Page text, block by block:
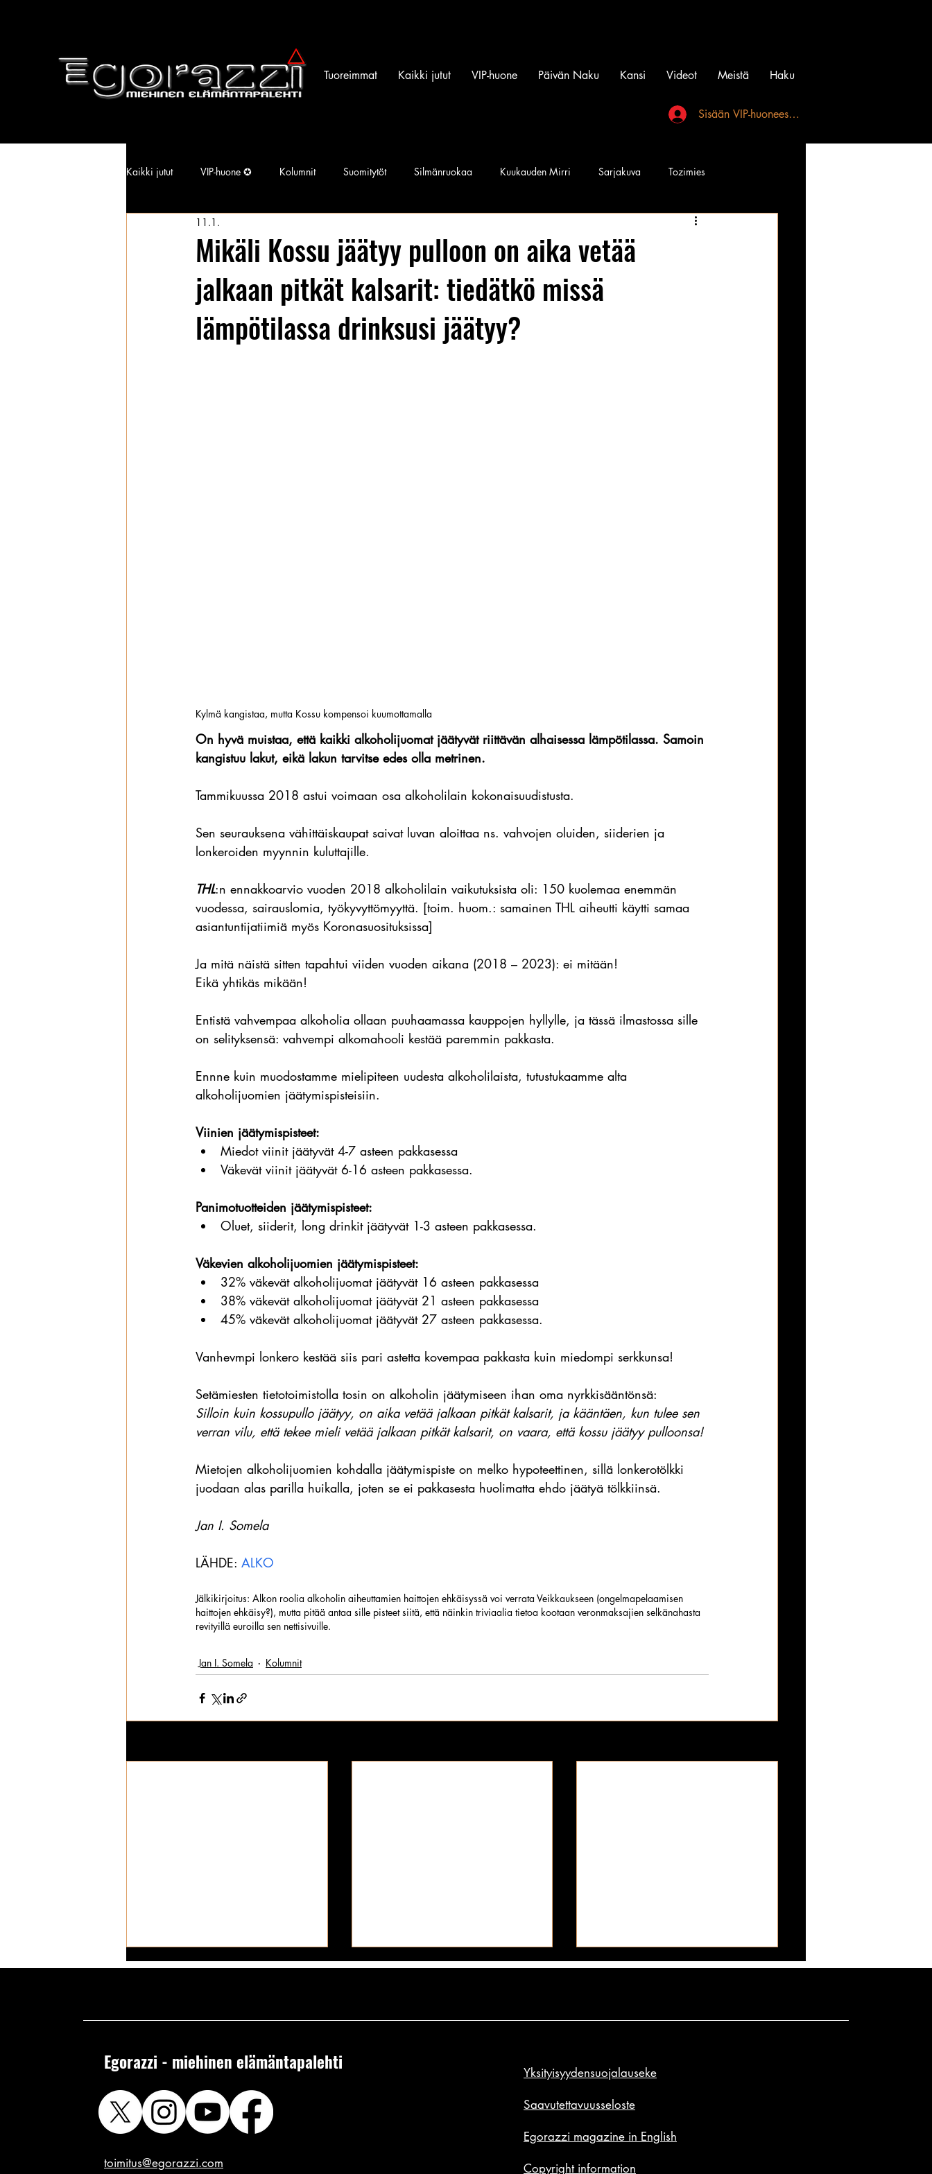
Tuoreimmat Kaikki jutut VIP-huone Päivän Naku Kansi Videot Meistä Haku
Sisään VIP-huoneeseen
Kaikki jutut VIP-huone ✪ Kolumnit Suomitytöt Silmänruokaa Kuukauden Mirri Sarjakuva Tozimies
Supermallimainen pimu Instagramin Beibit
Kansallisarkisto Aina Simonen Jan I. Somela e-Babe Mallit Penkkiurheilu Annie Mål
Mikäli Kossu jäätyy pulloon on aika vetää
jalkaan pitkät kalsarit: tiedätkö missä
lämpötilassa drinksusi jäätyy?
11.1.
Kylmä kangistaa, mutta Kossu kompensoi kuumottamalla
On hyvä muistaa, että kaikki alkoholijuomat jäätyvät riittävän alhaisessa lämpötilassa. Samoin
kangistuu lakut, eikä lakun tarvitse edes olla metrinen.
Tammikuussa 2018 astui voimaan osa alkoholilain kokonaisuudistusta.
Sen seurauksena vähittäiskaupat saivat luvan aloittaa ns. vahvojen oluiden, siiderien ja
lonkeroiden myynnin kuluttajille.
THL:n ennakkoarvio vuoden 2018 alkoholilain vaikutuksista oli: 150 kuolemaa enemmän
vuodessa, sairauslomia, työkyvyttömyyttä. [toim. huom.: samainen THL aiheutti käytti samaa
asiantuntijatiimiä myös Koronasuosituksissa]
Ja mitä näistä sitten tapahtui viiden vuoden aikana (2018 – 2023): ei mitään!
Eikä yhtikäs mikään!
Entistä vahvempaa alkoholia ollaan puuhaamassa kauppojen hyllylle, ja tässä ilmastossa sille
on selityksensä: vahvempi alkomahooli kestää paremmin pakkasta.
Ennne kuin muodostamme mielipiteen uudesta alkoholilaista, tutustukaamme alta
alkoholijuomien jäätymispisteisiin.
Viinien jäätymispisteet:
Miedot viinit jäätyvät 4-7 asteen pakkasessa
Väkevät viinit jäätyvät 6-16 asteen pakkasessa.
Panimotuotteiden jäätymispisteet:
Oluet, siiderit, long drinkit jäätyvät 1-3 asteen pakkasessa.
Väkevien alkoholijuomien jäätymispisteet:
32% väkevät alkoholijuomat jäätyvät 16 asteen pakkasessa
38% väkevät alkoholijuomat jäätyvät 21 asteen pakkasessa
45% väkevät alkoholijuomat jäätyvät 27 asteen pakkasessa.
Vanhevmpi lonkero kestää siis pari astetta kovempaa pakkasta kuin miedompi serkkunsa!
Setämiesten tietotoimistolla tosin on alkoholin jäätymiseen ihan oma nyrkkisääntönsä:
Silloin kuin kossupullo jäätyy, on aika vetää jalkaan pitkät kalsarit, ja kääntäen, kun tulee sen
verran vilu, että tekee mieli vetää jalkaan pitkät kalsarit, on vaara, että kossu jäätyy pulloonsa!
Mietojen alkoholijuomien kohdalla jäätymispiste on melko hypoteettinen, sillä lonkerotölkki
juodaan alas parilla huikalla, joten se ei pakkasesta huolimatta ehdo jäätyä tölkkiinsä.
Jan I. Somela
LÄHDE: ALKO
Jälkikirjoitus: Alkon roolia alkoholin aiheuttamien haittojen ehkäisyssä voi verrata Veikkaukseen (ongelmapelaamisen
haittojen ehkäisy?), mutta pitää antaa sille pisteet siitä, että näinkin triviaalia tietoa kootaan veronmaksajien selkänahasta
revityillä euroilla sen nettisivuille.
Jan I. Somela Kolumnit
käyttää eläinkokeisiin?”:
totuuden kuulee lasten,
humalaisten ja someinfluensserin
suusta!
Tästä 3 vinkkiä haltuun ja pääset
pukille nopeammin kuin
iskenyt naisia väärin?
Egorazzi - miehinen elämäntapalehti
toimitus@egorazzi.com
Yksityisyydensuojalauseke
Saavutettavuusseloste
Egorazzi magazine in English
Copyright information